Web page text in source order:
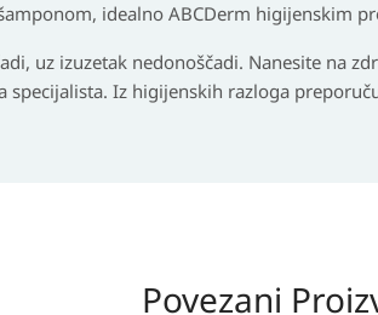
idealno ABCDerm higijenskim
uz izuzetak nedonoščadi. Nanesite na
specijalista. Iz higijenskih razloga
Povezani